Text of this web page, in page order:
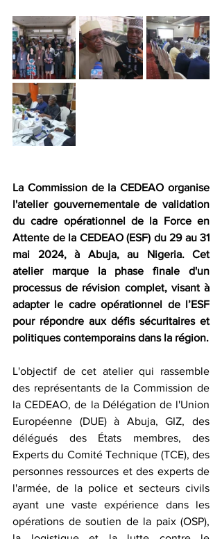
La Commission de la CEDEAO organise
l'atelier gouvernementale de validation
du cadre opérationnel de la Force en
Attente de la CEDEAO (ESF) du 29 au 31
mai 2024, à Abuja, au Nigeria. Cet
atelier marque la phase finale d'un
processus de révision complet, visant à
adapter le cadre opérationnel de l’ESF
pour répondre aux défis sécuritaires et
politiques contemporains dans la région.
L'objectif de cet atelier qui rassemble
des représentants de la Commission de
la CEDEAO, de la Délégation de l'Union
Européenne (DUE) à Abuja, GIZ, des
délégués des États membres, des
Experts du Comité Technique (TCE), des
personnes ressources et des experts de
l'armée, de la police et secteurs civils
ayant une vaste expérience dans les
opérations de soutien de la paix (OSP),